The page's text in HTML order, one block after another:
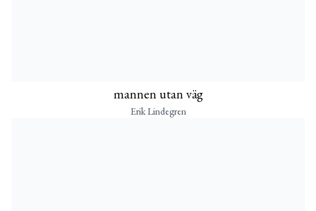
mannen utan väg
Erik Lindegren